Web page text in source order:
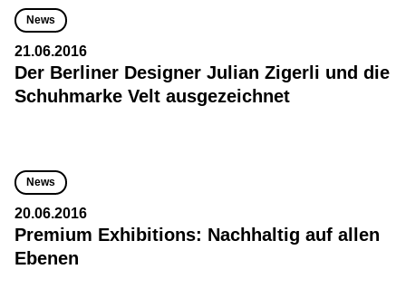
News
21.06.2016
Der Berliner Designer Julian Zigerli und die
Schuhmarke Velt ausgezeichnet
News
20.06.2016
Premium Exhibitions: Nachhaltig auf allen
Ebenen